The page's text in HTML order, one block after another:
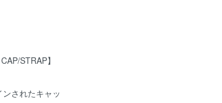
STRAP】
されたキャッ